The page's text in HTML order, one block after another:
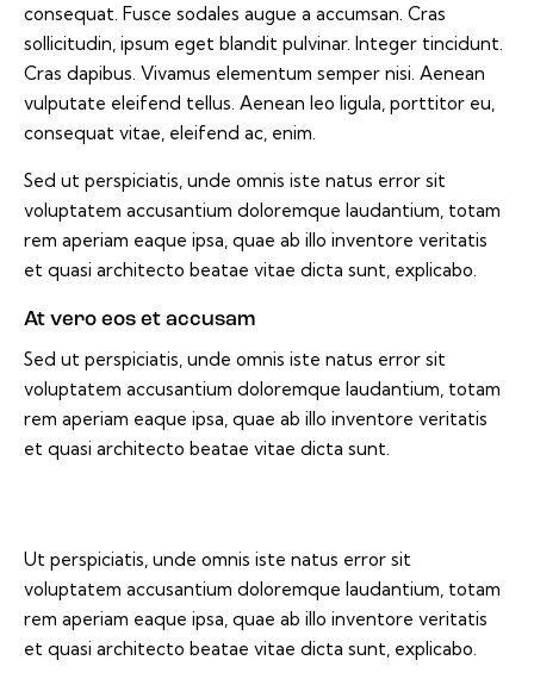
consequat. Fusce sodales augue a accumsan. Cras
sollicitudin, ipsum eget blandit pulvinar. Integer tincidunt.
Cras dapibus. Vivamus elementum semper nisi. Aenean
vulputate eleifend tellus. Aenean leo ligula, porttitor eu,
consequat vitae, eleifend ac, enim.
Sed ut perspiciatis, unde omnis iste natus error sit
voluptatem accusantium doloremque laudantium, totam
rem aperiam eaque ipsa, quae ab illo inventore veritatis
et quasi architecto beatae vitae dicta sunt, explicabo.
At vero eos et accusam
Sed ut perspiciatis, unde omnis iste natus error sit
voluptatem accusantium doloremque laudantium, totam
rem aperiam eaque ipsa, quae ab illo inventore veritatis
et quasi architecto beatae vitae dicta sunt.
Ut perspiciatis, unde omnis iste natus error sit
voluptatem accusantium doloremque laudantium, totam
rem aperiam eaque ipsa, quae ab illo inventore veritatis
et quasi architecto beatae vitae dicta sunt, explicabo.